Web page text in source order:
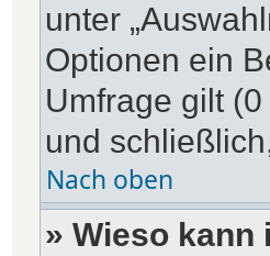
unter
Optionen ein
Umfrage gilt
und
Nach oben
» Wieso